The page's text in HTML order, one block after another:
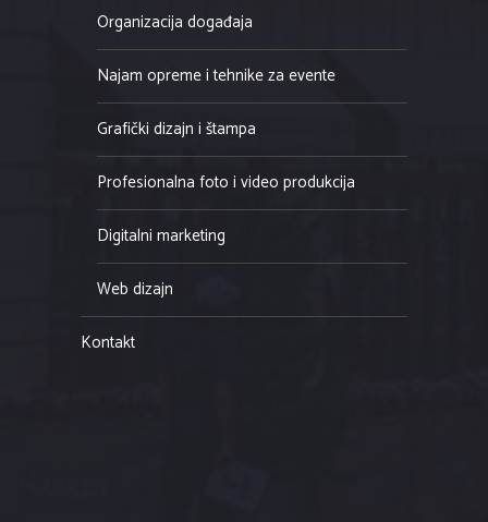
Organizacija događaja
Najam opreme i tehnike za evente
Grafički dizajn i štampa
Profesionalna foto i video produkcija
Digitalni marketing
Web dizajn
Kontakt